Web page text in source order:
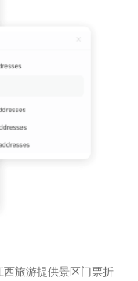
西旅游提供景区门票折